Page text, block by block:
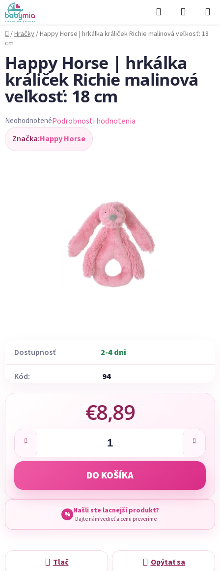
Prejsť
na
obsah
Hľadať
KOŠÍK
Domov
/Hračky/Happy Horse | hrkálka králiček Richie malinová veľkosť: 18
cm
Dostupnosť 2-4 dni
Kód: 94
€8,89
Jednotková cena:
DO KOŠÍKA
% Našli ste lacnejší produkt?
Dajte nám vedieť a cenu preveríme
Tlač Opýtať sa
Happy Horse | hrkálka
králiček Richie malinová
veľkosť: 18 cm
Priemerné
hodnotenie
produktu
NeohodnotenéPodrobnosti hodnotenia
Značka:Happy Horse